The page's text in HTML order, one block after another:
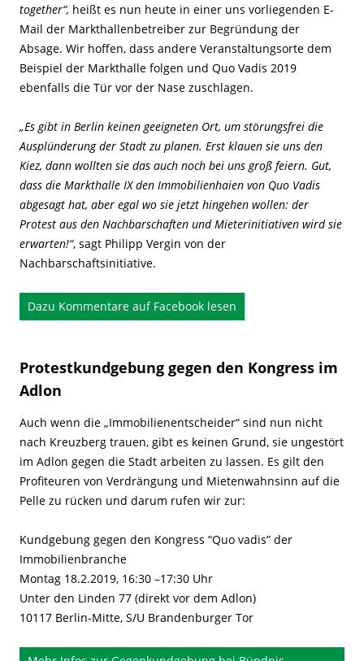
together“, heißt es nun heute in einer uns vorliegenden E-
Mail der Markthallenbetreiber zur Begründung der
Absage. Wir hoffen, dass andere Veranstaltungsorte dem
Beispiel der Markthalle folgen und Quo Vadis 2019
ebenfalls die Tür vor der Nase zuschlagen.
„Es gibt in Berlin keinen geeigneten Ort, um störungsfrei die
Ausplünderung der Stadt zu planen. Erst klauen sie uns den
Kiez, dann wollten sie das auch noch bei uns groß feiern. Gut,
dass die Markthalle IX den Immobilienhaien von Quo Vadis
abgesagt hat, aber egal wo sie jetzt hingehen wollen: der
Protest aus den Nachbarschaften und Mieterinitiativen wird sie
erwarten!“, sagt Philipp Vergin von der
Nachbarschaftsinitiative.
Dazu Kommentare auf Facebook lesen
Protestkundgebung gegen den Kongress im
Adlon
Auch wenn die „Immobilienentscheider“ sind nun nicht
nach Kreuzberg trauen, gibt es keinen Grund, sie ungestört
im Adlon gegen die Stadt arbeiten zu lassen. Es gilt den
Profiteuren von Verdrängung und Mietenwahnsinn auf die
Pelle zu rücken und darum rufen wir zur:
Kundgebung gegen den Kongress “Quo vadis” der
Immobilienbranche
Montag 18.2.2019, 16:30 –17:30 Uhr
Unter den Linden 77 (direkt vor dem Adlon)
10117 Berlin-Mitte, S/U Brandenburger Tor